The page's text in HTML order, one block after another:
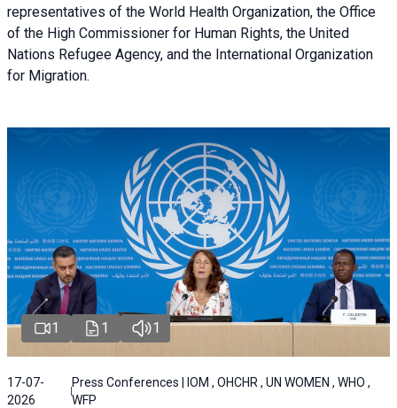
representatives of the World Health Organization, the Office
of the High Commissioner for Human Rights, the United
Nations Refugee Agency, and the International Organization
for Migration.
1 1 1
17-07-
2026
Press Conferences | IOM , OHCHR , UN WOMEN , WHO ,
WFP